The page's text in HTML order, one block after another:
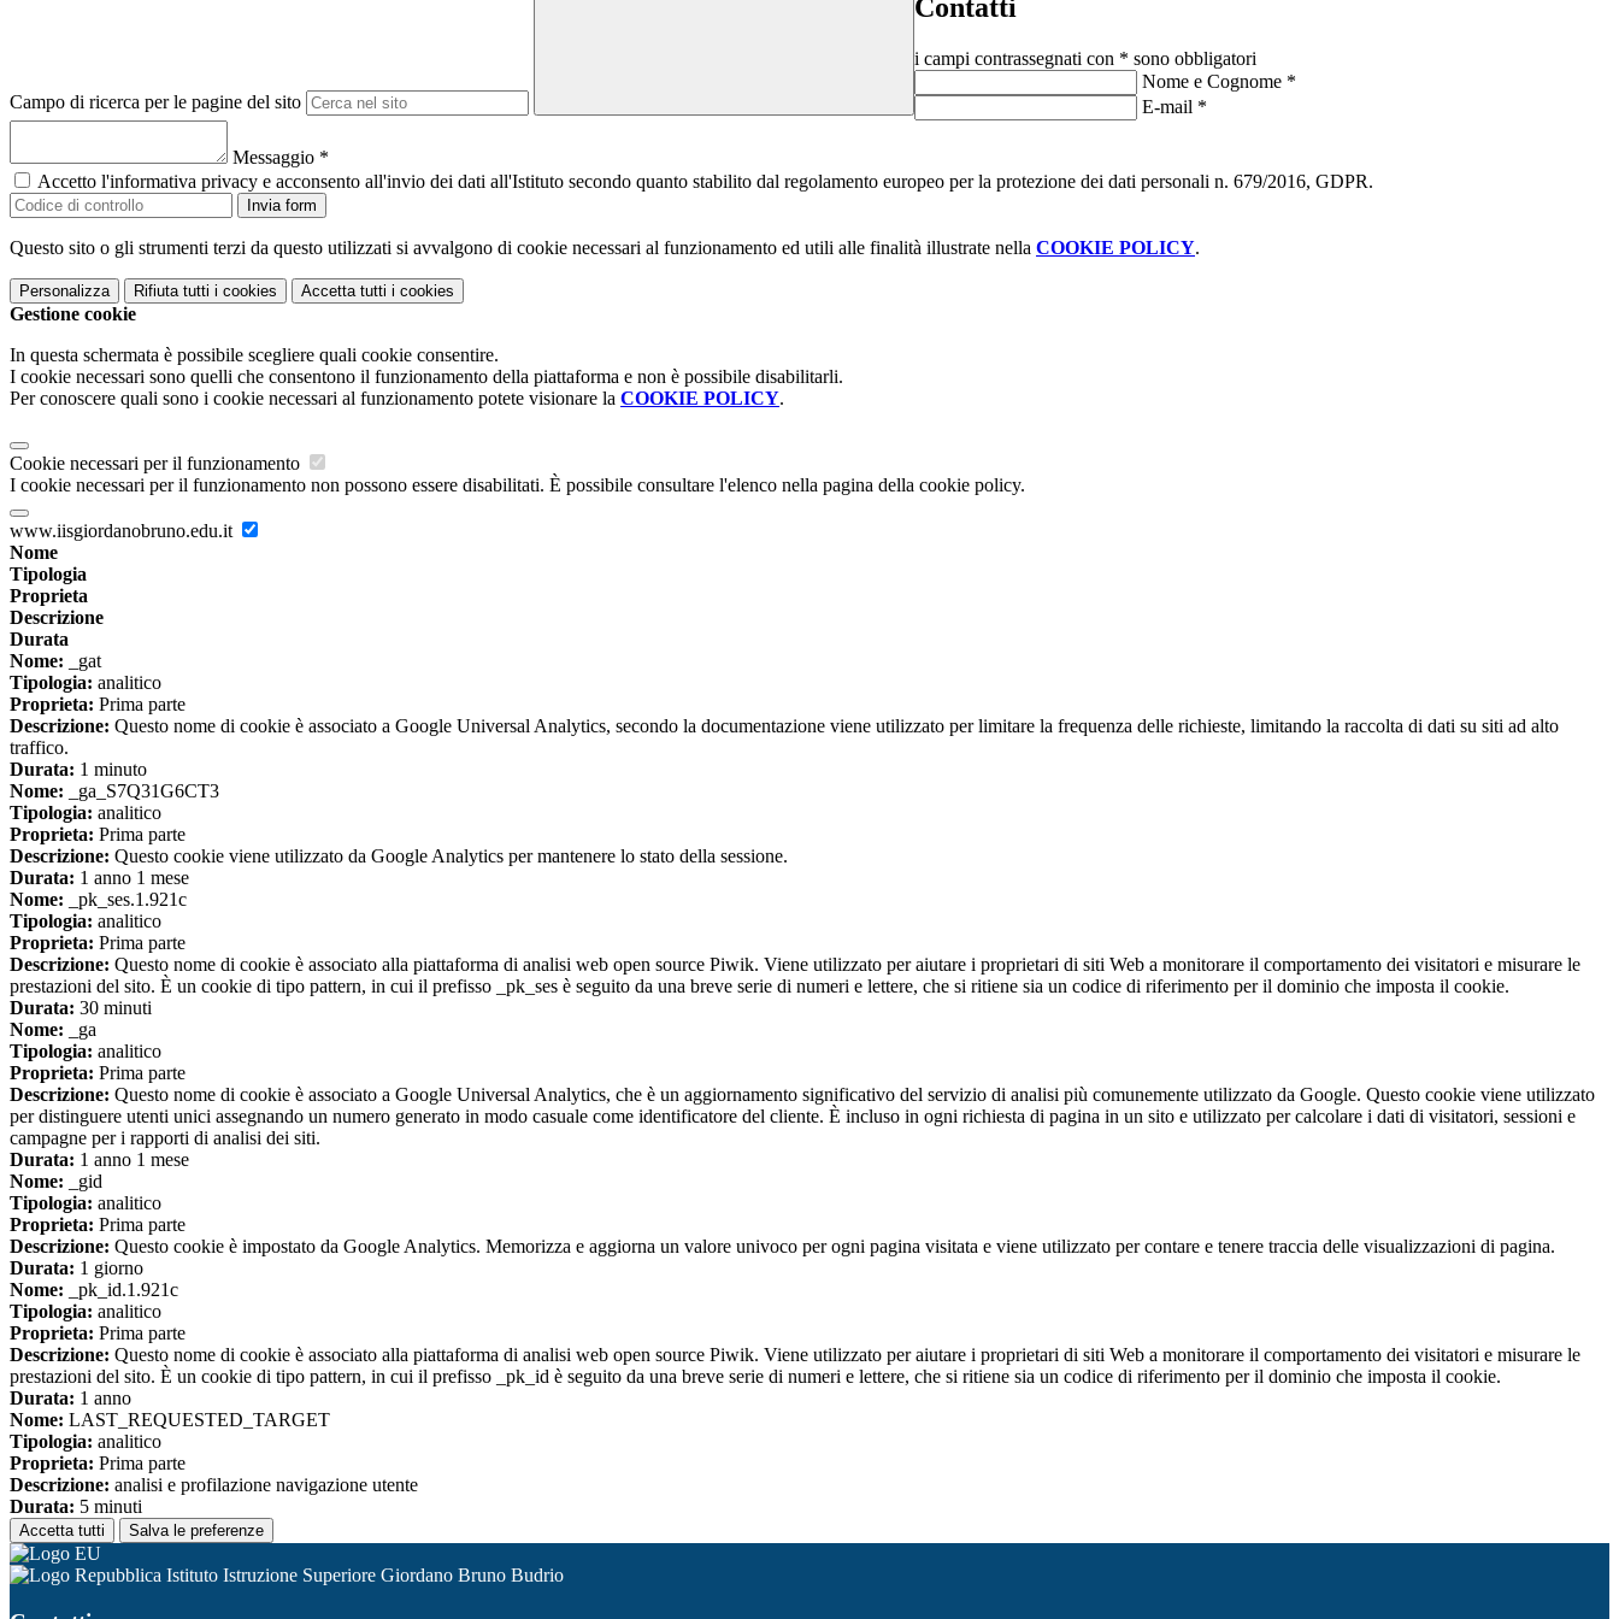
Campo di ricerca per le pagine del sito
Contatti
i campi contrassegnati con * sono obbligatori
Nome e Cognome *
E-mail *
Messaggio *
Accetto l'informativa privacy e acconsento all'invio dei dati all'Istituto secondo quanto stabilito dal regolamento europeo per la protezione dei dati personali n. 679/2016, GDPR.
Invia form
Questo sito o gli strumenti terzi da questo utilizzati si avvalgono di cookie necessari al funzionamento ed utili alle finalità illustrate nella COOKIE POLICY.
Personalizza Rifiuta tutti i cookies Accetta tutti i cookies
Gestione cookie
In questa schermata è possibile scegliere quali cookie consentire.
I cookie necessari sono quelli che consentono il funzionamento della piattaforma e non è possibile disabilitarli.
Per conoscere quali sono i cookie necessari al funzionamento potete visionare la COOKIE POLICY.
Cookie necessari per il funzionamento
I cookie necessari per il funzionamento non possono essere disabilitati. È possibile consultare l'elenco nella pagina della cookie policy.
www.iisgiordanobruno.edu.it
Nome
Tipologia
Proprieta
Descrizione
Durata
Nome: _gat
Tipologia: analitico
Proprieta: Prima parte
Descrizione: Questo nome di cookie è associato a Google Universal Analytics, secondo la documentazione viene utilizzato per limitare la frequenza delle richieste, limitando la raccolta di dati su siti ad alto
traffico.
Durata: 1 minuto
Nome: _ga_S7Q31G6CT3
Tipologia: analitico
Proprieta: Prima parte
Descrizione: Questo cookie viene utilizzato da Google Analytics per mantenere lo stato della sessione.
Durata: 1 anno 1 mese
Nome: _pk_ses.1.921c
Tipologia: analitico
Proprieta: Prima parte
Descrizione: Questo nome di cookie è associato alla piattaforma di analisi web open source Piwik. Viene utilizzato per aiutare i proprietari di siti Web a monitorare il comportamento dei visitatori e misurare le
prestazioni del sito. È un cookie di tipo pattern, in cui il prefisso _pk_ses è seguito da una breve serie di numeri e lettere, che si ritiene sia un codice di riferimento per il dominio che imposta il cookie.
Durata: 30 minuti
Nome: _ga
Tipologia: analitico
Proprieta: Prima parte
Descrizione: Questo nome di cookie è associato a Google Universal Analytics, che è un aggiornamento significativo del servizio di analisi più comunemente utilizzato da Google. Questo cookie viene utilizzato
per distinguere utenti unici assegnando un numero generato in modo casuale come identificatore del cliente. È incluso in ogni richiesta di pagina in un sito e utilizzato per calcolare i dati di visitatori, sessioni e
campagne per i rapporti di analisi dei siti.
Durata: 1 anno 1 mese
Nome: _gid
Tipologia: analitico
Proprieta: Prima parte
Descrizione: Questo cookie è impostato da Google Analytics. Memorizza e aggiorna un valore univoco per ogni pagina visitata e viene utilizzato per contare e tenere traccia delle visualizzazioni di pagina.
Durata: 1 giorno
Nome: _pk_id.1.921c
Tipologia: analitico
Proprieta: Prima parte
Descrizione: Questo nome di cookie è associato alla piattaforma di analisi web open source Piwik. Viene utilizzato per aiutare i proprietari di siti Web a monitorare il comportamento dei visitatori e misurare le
prestazioni del sito. È un cookie di tipo pattern, in cui il prefisso _pk_id è seguito da una breve serie di numeri e lettere, che si ritiene sia un codice di riferimento per il dominio che imposta il cookie.
Durata: 1 anno
Nome: LAST_REQUESTED_TARGET
Tipologia: analitico
Proprieta: Prima parte
Descrizione: analisi e profilazione navigazione utente
Durata: 5 minuti
Accetta tutti Salva le preferenze
Istituto Istruzione Superiore Giordano Bruno Budrio